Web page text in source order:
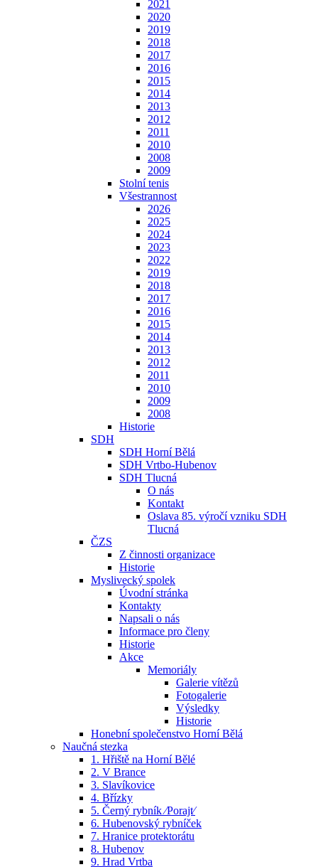
2021
2020
2019
2018
2017
2016
2015
2014
2013
2012
2011
2010
2008
2009
Stolní tenis
Všestrannost
2026
2025
2024
2023
2022
2019
2018
2017
2016
2015
2014
2013
2012
2011
2010
2009
2008
Historie
SDH
SDH Horní Bělá
SDH Vrtbo-Hubenov
SDH Tlucná
O nás
Kontakt
Oslava 85. výročí vzniku SDH
Tlucná
ČZS
Z činnosti organizace
Historie
Myslivecký spolek
Úvodní stránka
Kontakty
Napsali o nás
Informace pro členy
Historie
Akce
Memoriály
Galerie vítězů
Fotogalerie
Výsledky
Historie
Honební společenstvo Horní Bělá
Naučná stezka
1. Hřiště na Horní Bělé
2. V Brance
3. Slavíkovice
4. Břízky
5. Černý rybník ⁄Porajt⁄
6. Hubenovský rybníček
7. Hranice protektorátu
8. Hubenov
9. Hrad Vrtba